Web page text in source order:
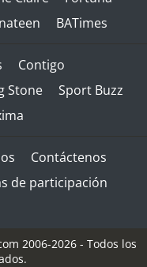
BATimes
Contigo
Stone
Sport Buzz
Contáctenos
de participación
2006-2026 - Todos los